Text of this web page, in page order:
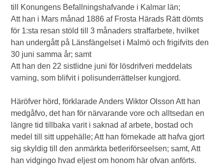
till Konungens Befallningshafvande i Kalmar län;
Att han i Mars månad 1886 af Frosta Härads Rätt dömts
för 1:sta resan stöld till 3 månaders straffarbete, hvilket
han undergått på Länsfängelset i Malmö och frigifvits den
30 juni samma år; samt
Att han den 22 sistlidne juni för lösdrifveri meddelats
varning, som blifvit i polisunderrättelser kungjord.
Häröfver hörd, förklarade Anders Wiktor Olsson Att han
medgåfvo, det han för närvarande vore och alltsedan en
längre tid tillbaka varit i saknad af arbete, bostad och
medel till sitt uppehälle; Att han förnekade att hafva gjort
sig skyldig till den anmärkta betleriförseelsen; samt, Att
han vidgingo hvad eljest om honom här ofvan anförts.